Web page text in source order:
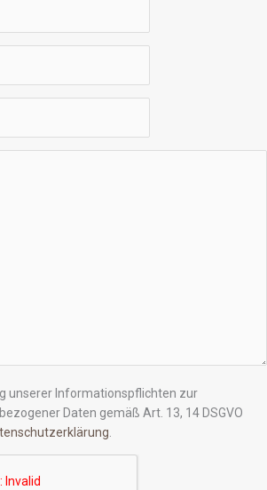
unserer Informationspflichten zur
Daten gemäß Art. 13, 14 DSGVO